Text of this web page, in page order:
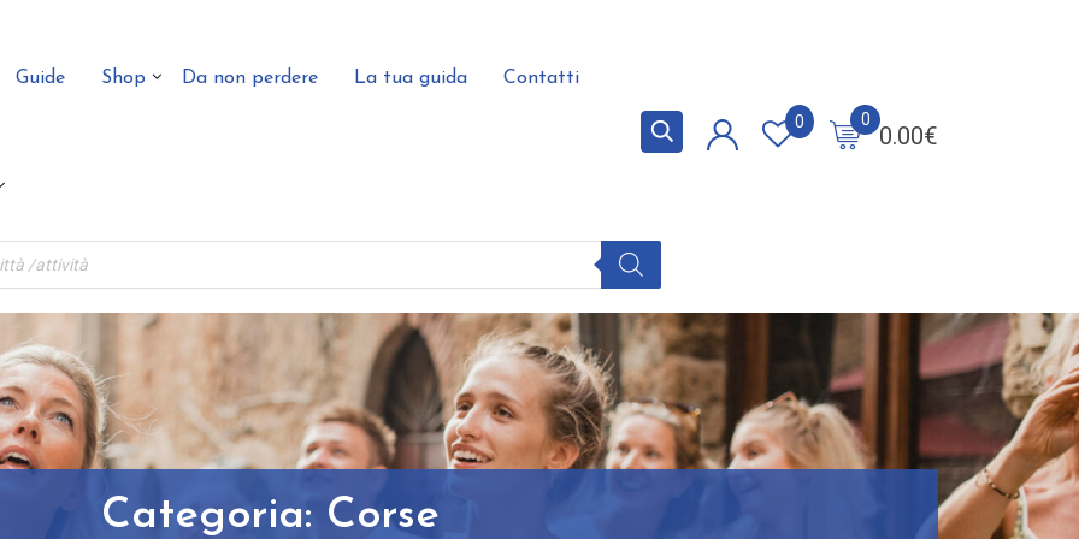
Guide Shop Da non perdere La tua guida Contatti
0.00€
0
0
Categoria: Corse